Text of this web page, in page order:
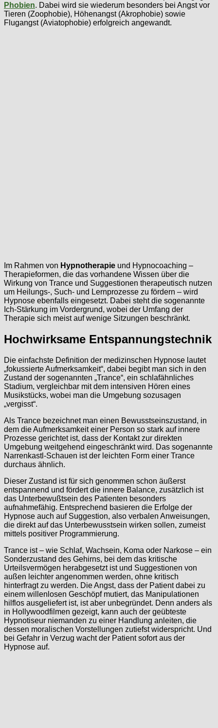
Phobien. Dabei wird sie wiederum besonders bei Angst vor
Tieren (Zoophobie), Höhenangst (Akrophobie) sowie
Flugangst (Aviatophobie) erfolgreich angewandt.
Im Rahmen von Hypnotherapie und Hypnocoaching –
Therapieformen, die das vorhandene Wissen über die
Wirkung von Trance und Suggestionen therapeutisch nutzen
um Heilungs-, Such- und Lernprozesse zu fördern – wird
Hypnose ebenfalls eingesetzt. Dabei steht die sogenannte
Ich-Stärkung im Vordergrund, wobei der Umfang der
Therapie sich meist auf wenige Sitzungen beschränkt.
Hochwirksame Entspannungstechnik
Die einfachste Definition der medizinschen Hypnose lautet
„fokussierte Aufmerksamkeit“, dabei begibt man sich in den
Zustand der sogenannten „Trance“, ein schlafähnliches
Stadium, vergleichbar mit dem intensiven Hören eines
Musikstücks, wobei man die Umgebung sozusagen
„vergisst“.
Als Trance bezeichnet man einen Bewusstseinszustand, in
dem die Aufmerksamkeit einer Person so stark auf innere
Prozesse gerichtet ist, dass der Kontakt zur direkten
Umgebung weitgehend eingeschränkt wird. Das sogenannte
Narrenkastl-Schauen ist der leichten Form einer Trance
durchaus ähnlich.
Dieser Zustand ist für sich genommen schon äußerst
entspannend und fördert die innere Balance, zusätzlich ist
das Unterbewußtsein des Patienten besonders
aufnahmefähig. Entsprechend basieren die Erfolge der
Hypnose auch auf Suggestion, also verbalen Anweisungen,
die direkt auf das Unterbewusstsein wirken sollen, zumeist
mittels positiver Programmierung.
Trance ist – wie Schlaf, Wachsein, Koma oder Narkose – ein
Sonderzustand des Gehirns, bei dem das kritische
Urteilsvermögen herabgesetzt ist und Suggestionen von
außen leichter angenommen werden, ohne kritisch
hinterfragt zu werden. Die Angst, dass der Patient dabei zu
einem willenlosen Geschöpf mutiert, das Manipulationen
hilflos ausgeliefert ist, ist aber unbegründet. Denn anders als
in Hollywoodfilmen gezeigt, kann auch der geübteste
Hypnotiseur niemanden zu einer Handlung anleiten, die
dessen moralischen Vorstellungen zutiefst widerspricht. Und
bei Gefahr in Verzug wacht der Patient sofort aus der
Hypnose auf.